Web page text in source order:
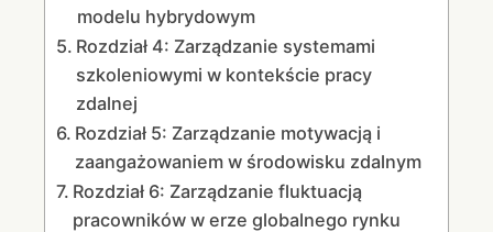
modelu hybrydowym
Rozdział 4: Zarządzanie systemami
szkoleniowymi w kontekście pracy
zdalnej
Rozdział 5: Zarządzanie motywacją i
zaangażowaniem w środowisku zdalnym
Rozdział 6: Zarządzanie fluktuacją
pracowników w erze globalnego rynku